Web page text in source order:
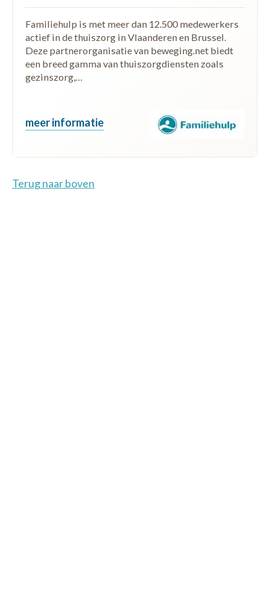
Familiehulp is met meer dan 12.500 medewerkers
actief in de thuiszorg in Vlaanderen en Brussel.
Deze partnerorganisatie van beweging.net biedt
een breed gamma van thuiszorgdiensten zoals
gezinszorg,…
meer informatie
Terug naar boven